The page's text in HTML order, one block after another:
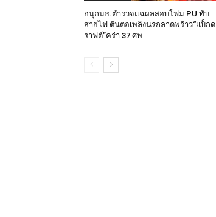
อนุกมธ.ตำรวจแฉผลสอบโฟม PU ทับ
สายไฟ ต้นตอเพลิงนรกลาดพร้าว“แบ็กด
ราฟต์”คร่า 37 ศพ